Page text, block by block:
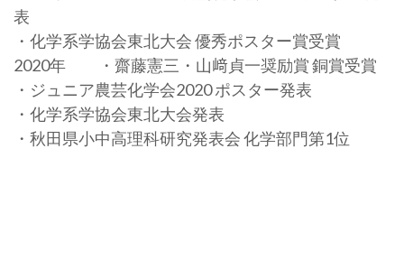
表
・化学系学協会東北大会 優秀ポスター賞受賞
2020年 ・齋藤憲三・山﨑貞一奨励賞 銅賞受賞
・ジュニア農芸化学会2020 ポスター発表
・化学系学協会東北大会発表
・秋田県小中高理科研究発表会 化学部門第1位